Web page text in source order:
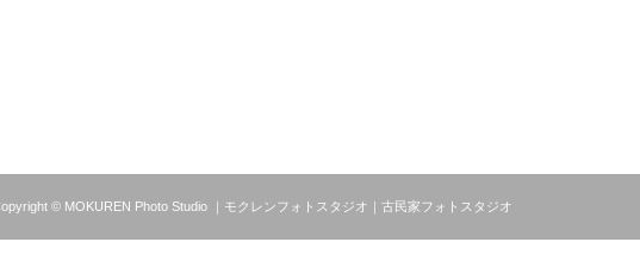
© MOKUREN Photo Studio ｜モクレンフォトスタジオ｜古民家フォトスタジオ